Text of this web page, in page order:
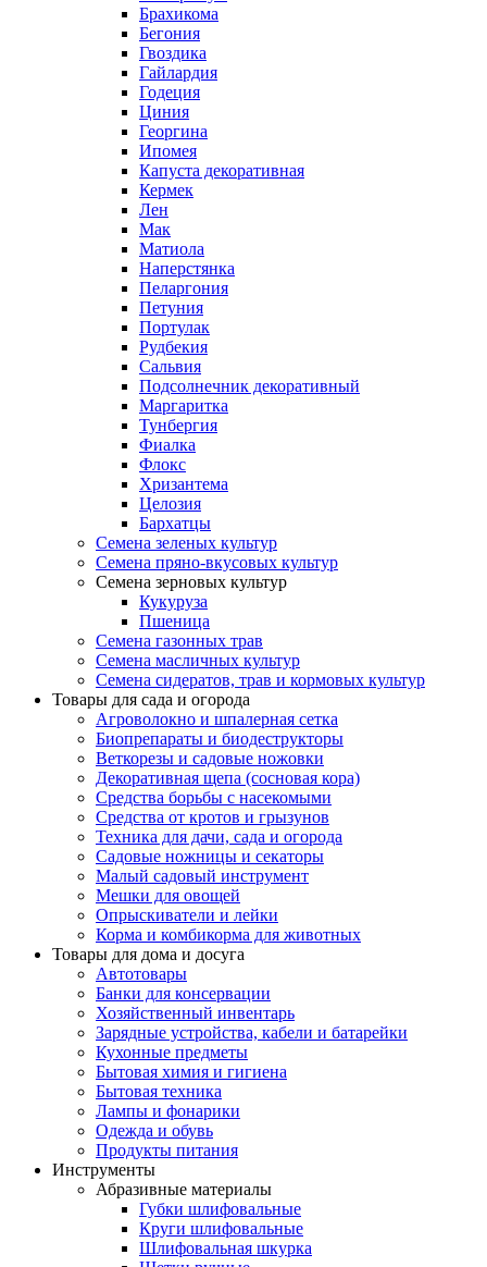
Брахикома
Бегония
Гвоздика
Гайлардия
Годеция
Циния
Георгина
Ипомея
Капуста декоративная
Кермек
Лен
Мак
Матиола
Наперстянка
Пеларгония
Петуния
Портулак
Рудбекия
Сальвия
Подсолнечник декоративный
Маргаритка
Тунбергия
Фиалка
Флокс
Хризантема
Целозия
Бархатцы
Семена зеленых культур
Семена пряно-вкусовых культур
Семена зерновых культур
Кукуруза
Пшеница
Семена газонных трав
Семена масличных культур
Семена сидератов, трав и кормовых культур
Товары для сада и огорода
Агроволокно и шпалерная сетка
Биопрепараты и биодеструкторы
Веткорезы и садовые ножовки
Декоративная щепа (сосновая кора)
Средства борьбы с насекомыми
Средства от кротов и грызунов
Техника для дачи, сада и огорода
Садовые ножницы и секаторы
Малый садовый инструмент
Мешки для овощей
Опрыскиватели и лейки
Корма и комбикорма для животных
Товары для дома и досуга
Автотовары
Банки для консервации
Хозяйственный инвентарь
Зарядные устройства, кабели и батарейки
Кухонные предметы
Бытовая химия и гигиена
Бытовая техника
Лампы и фонарики
Одежда и обувь
Продукты питания
Инструменты
Абразивные материалы
Губки шлифовальные
Круги шлифовальные
Шлифовальная шкурка